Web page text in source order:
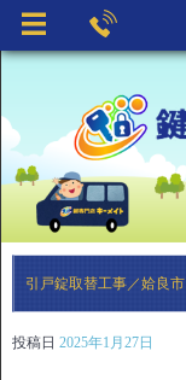
引戸錠取替工事／姶良市
投稿日 2025年1月27日